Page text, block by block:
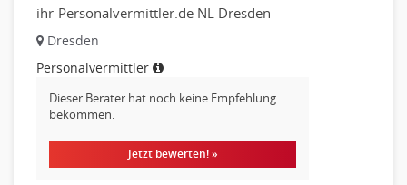
IT Prozessmanagement
Qualitätssicherung, Qualitätsprüfung
ihr-Personalvermittler.de NL Dresden
Dresden
Personalvermittler
Dieser Berater hat noch keine Empfehlung
bekommen.
Jetzt bewerten! »